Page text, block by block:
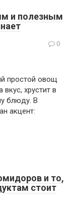
и полезным
0
простой овощ
хрустит в
блюду. В
акцент:
и то,
стоит